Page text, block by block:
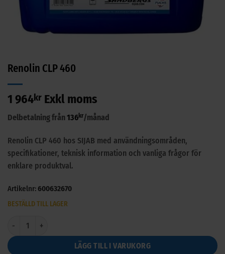
Renolin CLP 460
1 964kr Exkl moms
Delbetalning från136 kr/månad
Renolin CLP 460 hos SIJAB med användningsområden,
specifikationer, teknisk information och vanliga frågor för
enklare produktval.
Artikelnr: 600632670
BESTÄLLD TILL LAGER
Renolin CLP 460 mängd
LÄGG TILL I VARUKORG